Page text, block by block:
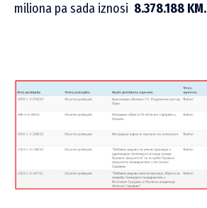
miliona pa sada iznosi 8.378.188 KM.